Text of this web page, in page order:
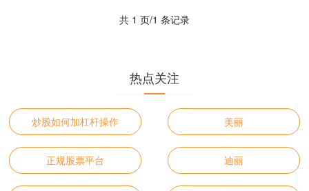
共 1 页/1 条记录
热点关注
炒股如何加杠杆操作 美丽
正规股票平台 迪丽